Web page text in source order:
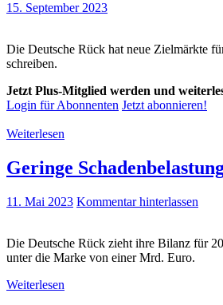
15. September 2023
Die Deutsche Rück hat neue Zielmärkte
schreiben.
Jetzt Plus-Mitglied werden und
Login für Abonnenten Jetzt abonnieren!
Weiterlesen
Geringe
11. Mai 2023 Kommentar hinterlassen
Die Deutsche Rück zieht ihre Bilanz für
unter die Marke von einer Mrd. Euro.
Weiterlesen